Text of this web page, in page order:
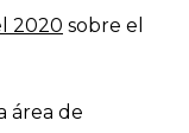
2020 sobre el
área de